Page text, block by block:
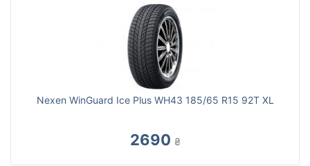
Nexen WinGuard Ice Plus WH43 185/65 R15 92T XL
2690 ₴